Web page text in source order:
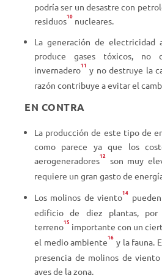
podría ser un desastre con
residuos10 nucleares.
La generación de
produce gases tóxicos, no
invernadero11 y no destruye la
razón contribuye a evitar el
EN CONTRA
La producción de este tipo de
como parece ya que los
aerogeneradores12 son muy
requiere un gran gasto de
Los molinos de viento14
edificio de diez plantas,
terreno15 importante con un
el medio ambiente16 y la fauna.
presencia de molinos de
aves de la zona.